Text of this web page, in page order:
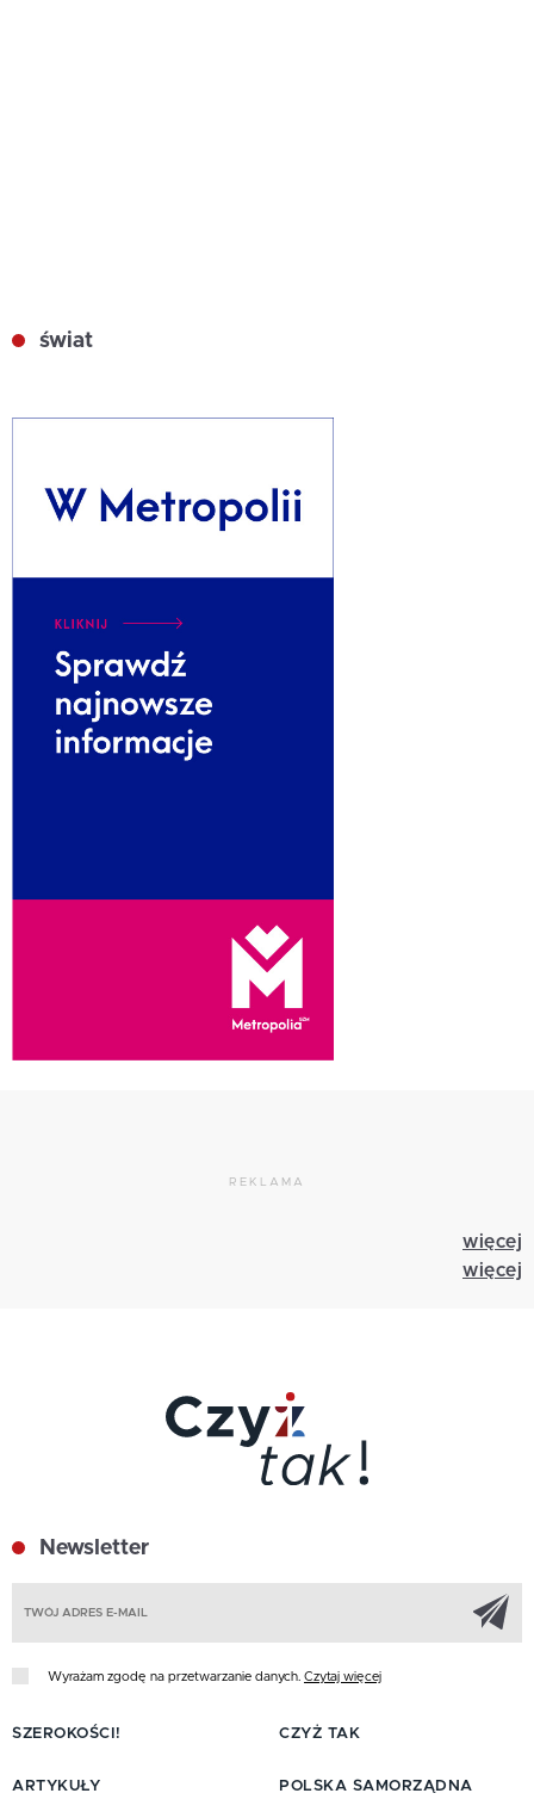
świat
REKLAMA
więcej
więcej
Newsletter
Wyrażam zgodę na przetwarzanie danych. Czytaj więcej
SZEROKOŚCI!
ARTYKUŁY
CZYŻ TAK
POLSKA SAMORZĄDNA